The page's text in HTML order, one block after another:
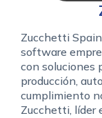
Zucchetti
software
con soluciones
producción,
cumplimiento
Zucchetti, líder